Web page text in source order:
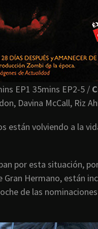
EP1 35mins EP2-5 /
Davina McCall, Riz
están volviendo a la
por esta situación,
Hermano, están
de las